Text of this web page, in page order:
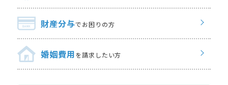
財産分与でお困りの方
婚姻費用を請求したい方